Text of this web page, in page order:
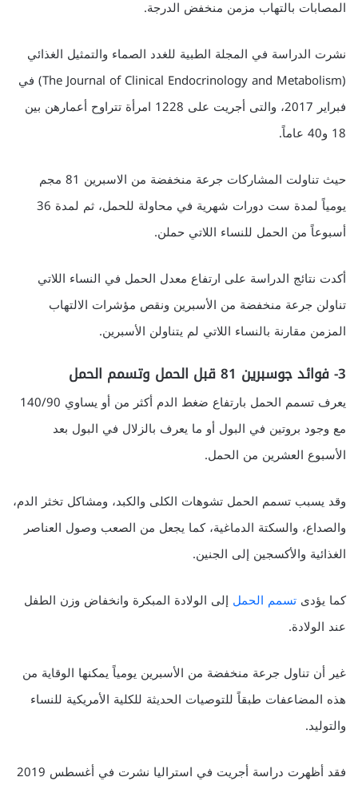
المصابات بالتهاب مزمن منخفض الدرجة.
نشرت الدراسة في المجلة الطبية للغدد الصماء والتمثيل الغذائي
(The Journal of Clinical Endocrinology and Metabolism) في
فبراير 2017، والتى أجريت على 1228 امرأة تتراوح أعمارهن بين
18 و40 عاماً.
حيث تناولت المشاركات جرعة منخفضة من الاسبرين 81 مجم
يومياً لمدة ست دورات شهرية في محاولة للحمل، ثم لمدة 36
أسبوعاً من الحمل للنساء اللاتي حملن.
أكدت نتائج الدراسة على ارتفاع معدل الحمل في النساء اللاتي
تناولن جرعة منخفضة من الأسبرين ونقص مؤشرات الالتهاب
المزمن مقارنة بالنساء اللاتي لم يتناولن الأسبرين.
3- فوائد جوسبرين 81 قبل الحمل وتسمم الحمل
يعرف تسمم الحمل بارتفاع ضغط الدم أكثر من أو يساوي 140/90
مع وجود بروتين في البول أو ما يعرف بالزلال في البول بعد
الأسبوع العشرين من الحمل.
وقد يسبب تسمم الحمل تشوهات الكلى والكبد، ومشاكل تخثر الدم،
والصداع، والسكتة الدماغية، كما يجعل من الصعب وصول العناصر
الغذائية والأكسجين إلى الجنين.
كما يؤدى تسمم الحمل إلى الولادة المبكرة وانخفاض وزن الطفل
عند الولادة.
غير أن تناول جرعة منخفضة من الأسبرين يومياً يمكنها الوقاية من
هذه المضاعفات طبقاً للتوصيات الحديثة للكلية الأمريكية للنساء
والتوليد.
فقد أظهرت دراسة أجريت في استراليا نشرت في أغسطس 2019